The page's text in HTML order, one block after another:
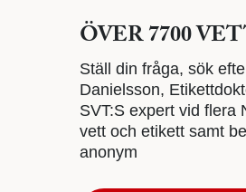
ÖVER 7700
Ställ din fråga, sök
Danielsson,
SVT:S expert vid flera
vett och etikett samt
anonym